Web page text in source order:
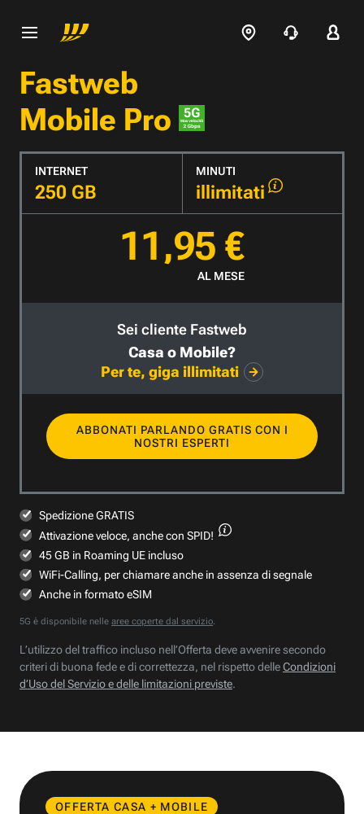
Fastweb
Mobile Pro
INTERNET
250 GB
MINUTI
illimitati
11,95 €
AL MESE
Sei cliente Fastweb
Casa o Mobile?
Per te, giga illimitati
ABBONATI PARLANDO GRATIS CON I
NOSTRI ESPERTI
Spedizione GRATIS
Attivazione veloce, anche con SPID!
45 GB in Roaming UE incluso
WiFi-Calling, per chiamare anche in assenza di segnale
Anche in formato eSIM
5G è disponibile nelle aree coperte dal servizio.
L’utilizzo del traffico incluso nell’Offerta deve avvenire secondo
criteri di buona fede e di correttezza, nel rispetto delleCondizioni
d’Uso del Servizio e delle limitazioni previste.
OFFERTA CASA + MOBILE